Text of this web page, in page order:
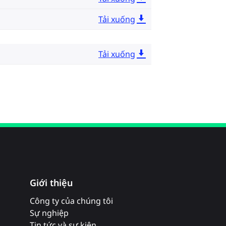
Tải xuống
Tải xuống
Giới thiệu
Công ty của chúng tôi
Sự nghiệp